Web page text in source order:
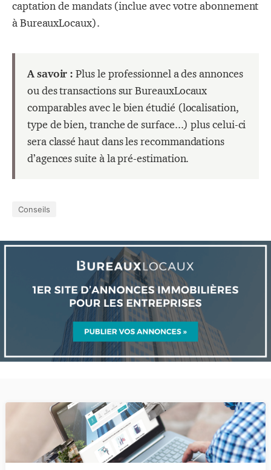
captation de mandats (inclue avec votre abonnement
à BureauxLocaux).
A savoir : Plus le professionnel a des annonces
ou des transactions sur BureauxLocaux
comparables avec le bien étudié (localisation,
type de bien, tranche de surface...) plus celui-ci
sera classé haut dans les recommandations
d’agences suite à la pré-estimation.
Conseils